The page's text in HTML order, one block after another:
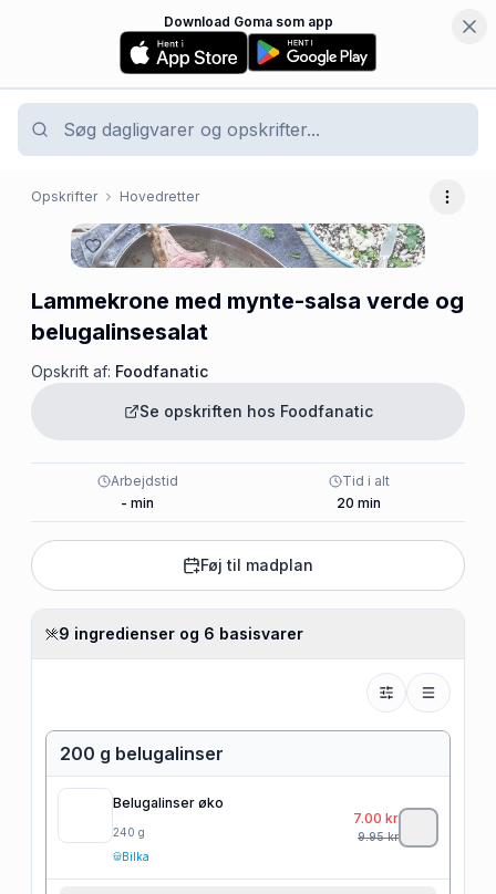
Download Goma som app
Opskrifter Hovedretter Flere
Lammekrone med mynte-salsa verde og
belugalinsesalat
Opskrift af: Foodfanatic
Se opskriften hos Foodfanatic
Arbejdstid
- min
Tid i alt
20 min
Føj til madplan
9 ingredienser og 6 basisvarer
200 g belugalinser
Belugalinser øko
240 g
Bilka
7.00 kr
9.95kr